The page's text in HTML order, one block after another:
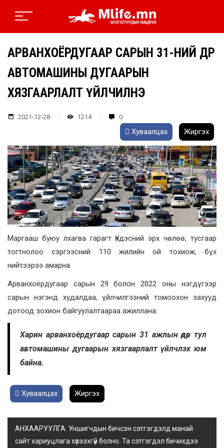
АРВАНХОЁРДУГААР САРЫН 31-НИЙ ӨДӨР
АВТОМАШИНЫ ДУГААРЫН
ХЯЗГААРЛАЛТ ҮЙЛЧИЛНЭ
2021-12-28 1214 0
Хуваалцах Жиргэх
Маргааш буюу лхагва гарагт Үндэсний эрх чөлөө, тусгаар
тогтнолоо сэргээсний 110 жилийн ой тохиож, бүх
нийтээрээ амарна.
Арванхоёрдугаар сарын 29 болон 2022 оны нэгдүгээр
сарын нэгэнд худалдаа, үйлчилгээний томоохон захууд
дотоод зохион байгуулалтаараа ажиллана.
Харин арванхоёрдугаар сарын 31 ажлын өдөр тул
автомашины дугаарын хязгаарлалт үйлчлэх юм
байна.
Хуваалцах Жиргэх
АНХААРУУЛГА: Уншигчдын бичсэн сэтгэгдэлд манай
сайт хариуцлага хүлээхгүй болно. Та сэтгэгдэл бичихдээ